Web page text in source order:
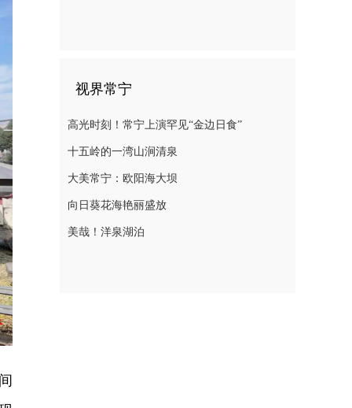
视界常宁
高光时刻！常宁上演罕见“金边日食”
十五岭的一湾山涧清泉
大美常宁：欧阳海大坝
向日葵花海艳丽盛放
美哉！洋泉湖泊